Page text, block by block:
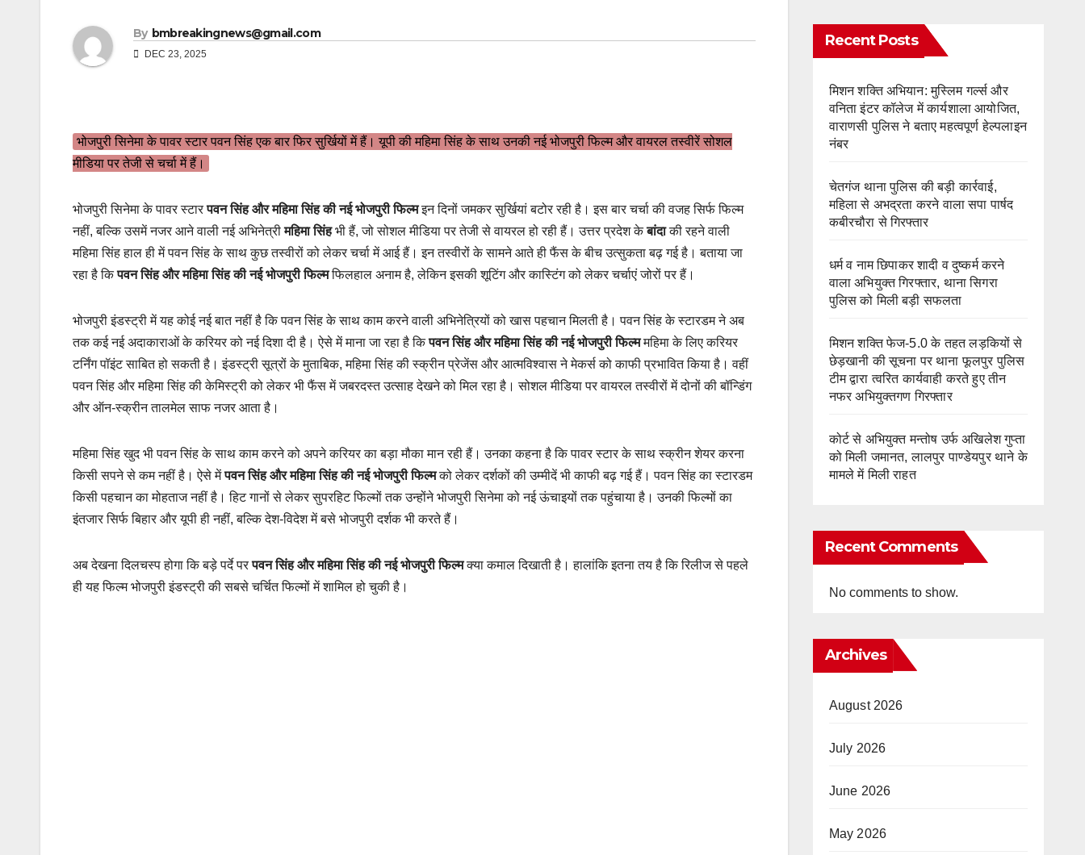
By bmbreakingnews@gmail.com
DEC 23, 2025
भोजपुरी सिनेमा के पावर स्टार पवन सिंह एक बार फिर सुर्खियों में हैं। यूपी की महिमा सिंह के साथ उनकी नई भोजपुरी फिल्म और वायरल तस्वीरें सोशल
मीडिया पर तेजी से चर्चा में हैं।
भोजपुरी सिनेमा के पावर स्टारपवन सिंह और महिमा सिंह की नई भोजपुरी फिल्मइन दिनों जमकर सुर्खियां बटोर रही है। इस बार चर्चा की वजह सिर्फ फिल्म
नहीं, बल्कि उसमें नजर आने वाली नई अभिनेत्रीमहिमा सिंहभी हैं, जो सोशल मीडिया पर तेजी से वायरल हो रही हैं। उत्तर प्रदेश केबांदाकी रहने वाली
महिमा सिंह हाल ही में पवन सिंह के साथ कुछ तस्वीरों को लेकर चर्चा में आई हैं। इन तस्वीरों के सामने आते ही फैंस के बीच उत्सुकता बढ़ गई है। बताया जा
रहा है किपवन सिंह और महिमा सिंह की नई भोजपुरी फिल्मफिलहाल अनाम है, लेकिन इसकी शूटिंग और कास्टिंग को लेकर चर्चाएं जोरों पर हैं।
भोजपुरी इंडस्ट्री में यह कोई नई बात नहीं है कि पवन सिंह के साथ काम करने वाली अभिनेत्रियों को खास पहचान मिलती है। पवन सिंह के स्टारडम ने अब
तक कई नई अदाकाराओं के करियर को नई दिशा दी है। ऐसे में माना जा रहा है किपवन सिंह और महिमा सिंह की नई भोजपुरी फिल्ममहिमा के लिए करियर
टर्निंग पॉइंट साबित हो सकती है। इंडस्ट्री सूत्रों के मुताबिक, महिमा सिंह की स्क्रीन प्रेजेंस और आत्मविश्वास ने मेकर्स को काफी प्रभावित किया है। वहीं
पवन सिंह और महिमा सिंह की केमिस्ट्री को लेकर भी फैंस में जबरदस्त उत्साह देखने को मिल रहा है। सोशल मीडिया पर वायरल तस्वीरों में दोनों की बॉन्डिंग
और ऑन-स्क्रीन तालमेल साफ नजर आता है।
महिमा सिंह खुद भी पवन सिंह के साथ काम करने को अपने करियर का बड़ा मौका मान रही हैं। उनका कहना है कि पावर स्टार के साथ स्क्रीन शेयर करना
किसी सपने से कम नहीं है। ऐसे मेंपवन सिंह और महिमा सिंह की नई भोजपुरी फिल्मको लेकर दर्शकों की उम्मीदें भी काफी बढ़ गई हैं। पवन सिंह का स्टारडम
किसी पहचान का मोहताज नहीं है। हिट गानों से लेकर सुपरहिट फिल्मों तक उन्होंने भोजपुरी सिनेमा को नई ऊंचाइयों तक पहुंचाया है। उनकी फिल्मों का
इंतजार सिर्फ बिहार और यूपी ही नहीं, बल्कि देश-विदेश में बसे भोजपुरी दर्शक भी करते हैं।
अब देखना दिलचस्प होगा कि बड़े पर्दे परपवन सिंह और महिमा सिंह की नई भोजपुरी फिल्मक्या कमाल दिखाती है। हालांकि इतना तय है कि रिलीज से पहले
ही यह फिल्म भोजपुरी इंडस्ट्री की सबसे चर्चित फिल्मों में शामिल हो चुकी है।
Recent Posts
मिशन शक्ति अभियान: मुस्लिम गर्ल्स और
वनिता इंटर कॉलेज में कार्यशाला आयोजित,
वाराणसी पुलिस ने बताए महत्वपूर्ण हेल्पलाइन
नंबर
चेतगंज थाना पुलिस की बड़ी कार्रवाई,
महिला से अभद्रता करने वाला सपा पार्षद
कबीरचौरा से गिरफ्तार
धर्म व नाम छिपाकर शादी व दुष्कर्म करने
वाला अभियुक्त गिरफ्तार, थाना सिगरा
पुलिस को मिली बड़ी सफलता
मिशन शक्ति फेज-5.0 के तहत लड़कियों से
छेड़खानी की सूचना पर थाना फूलपुर पुलिस
टीम द्वारा त्वरित कार्यवाही करते हुए तीन
नफर अभियुक्तगण गिरफ्तार
कोर्ट से अभियुक्त मन्तोष उर्फ अखिलेश गुप्ता
को मिली जमानत, लालपुर पाण्डेयपुर थाने के
मामले में मिली राहत
Recent Comments
No comments to show.
Archives
August 2026
July 2026
June 2026
May 2026